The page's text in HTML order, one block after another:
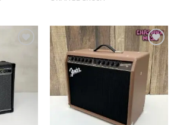
lista de
deseos
Agregar
a la
lista de
deseos